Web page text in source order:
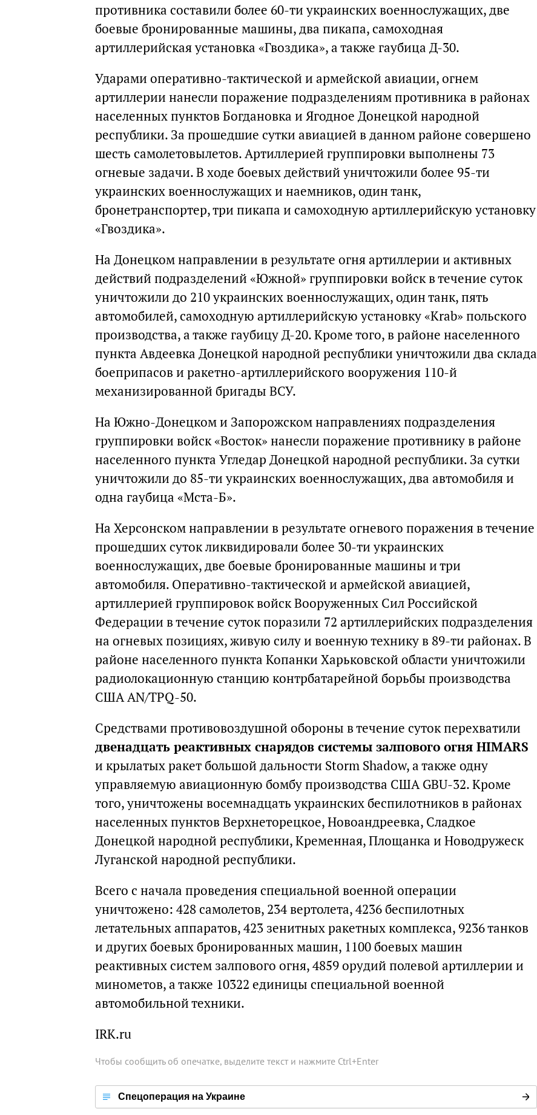
противника составили более 60-ти украинских военнослужащих, две
боевые бронированные машины, два пикапа, самоходная
артиллерийская установка «Гвоздика», а также гаубица Д-30.
Ударами оперативно-тактической и армейской авиации, огнем
артиллерии нанесли поражение подразделениям противника в районах
населенных пунктов Богдановка и Ягодное Донецкой народной
республики. За прошедшие сутки авиацией в данном районе совершено
шесть самолетовылетов. Артиллерией группировки выполнены 73
огневые задачи. В ходе боевых действий уничтожили более 95-ти
украинских военнослужащих и наемников, один танк,
бронетранспортер, три пикапа и самоходную артиллерийскую установку
«Гвоздика».
На Донецком направлении в результате огня артиллерии и активных
действий подразделений «Южной» группировки войск в течение суток
уничтожили до 210 украинских военнослужащих, один танк, пять
автомобилей, самоходную артиллерийскую установку «Krab» польского
производства, а также гаубицу Д-20. Кроме того, в районе населенного
пункта Авдеевка Донецкой народной республики уничтожили два склада
боеприпасов и ракетно-артиллерийского вооружения 110-й
механизированной бригады ВСУ.
На Южно-Донецком и Запорожском направлениях подразделения
группировки войск «Восток» нанесли поражение противнику в районе
населенного пункта Угледар Донецкой народной республики. За сутки
уничтожили до 85-ти украинских военнослужащих, два автомобиля и
одна гаубица «Мста-Б».
На Херсонском направлении в результате огневого поражения в течение
прошедших суток ликвидировали более 30-ти украинских
военнослужащих, две боевые бронированные машины и три
автомобиля. Оперативно-тактической и армейской авиацией,
артиллерией группировок войск Вооруженных Сил Российской
Федерации в течение суток поразили 72 артиллерийских подразделения
на огневых позициях, живую силу и военную технику в 89-ти районах. В
районе населенного пункта Копанки Харьковской области уничтожили
радиолокационную станцию контрбатарейной борьбы производства
США AN/TPQ-50.
Средствами противовоздушной обороны в течение суток перехватили
двенадцать реактивных снарядов системы залпового огня HIMARS
и крылатых ракет большой дальности Storm Shadow, а также одну
управляемую авиационную бомбу производства США GBU-32. Кроме
того, уничтожены восемнадцать украинских беспилотников в районах
населенных пунктов Верхнеторецкое, Новоандреевка, Сладкое
Донецкой народной республики, Кременная, Площанка и Новодружеск
Луганской народной республики.
Всего с начала проведения специальной военной операции
уничтожено: 428 самолетов, 234 вертолета, 4236 беспилотных
летательных аппаратов, 423 зенитных ракетных комплекса, 9236 танков
и других боевых бронированных машин, 1100 боевых машин
реактивных систем залпового огня, 4859 орудий полевой артиллерии и
минометов, а также 10322 единицы специальной военной
автомобильной техники.
IRK.ru
Чтобы сообщить об опечатке, выделите текст и нажмите Ctrl+Enter
Спецоперация на Украине